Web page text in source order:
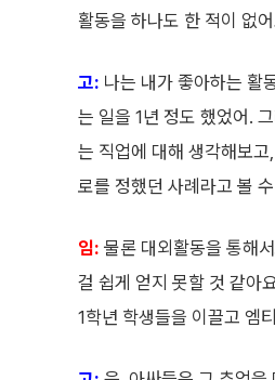
활동을 하나도 한 적이 없
고: 나는 내가 좋아하는 활
는 일을 1년 정도 했었어.
는 직업에 대해 생각해보
로를 정했던 사례라고 볼
임: 물론 대외활동을 통해
걸 쉽게 얻지 못할 것 같아
1학년 학생들을 이끌고 엠